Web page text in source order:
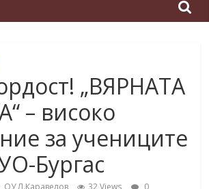
„ВЯРНАТА
– високо
за учениците
Бургас
ОУ Л.Каравелов 32 Views
0